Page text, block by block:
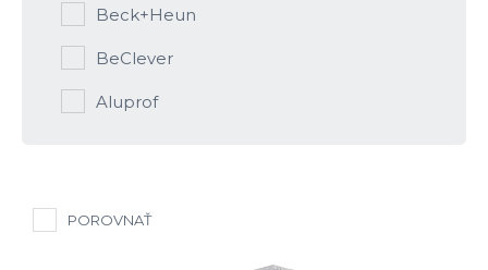
Beck+Heun
BeClever
Aluprof
POROVNAŤ